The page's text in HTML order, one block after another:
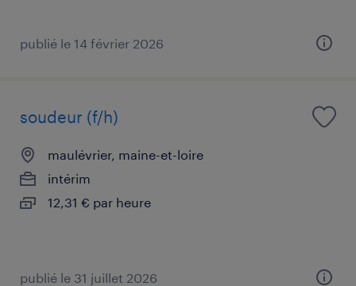
publié le 14 février 2026
soudeur (f/h)
maulévrier, maine-et-loire
intérim
12,31 € par heure
publié le 31 juillet 2026